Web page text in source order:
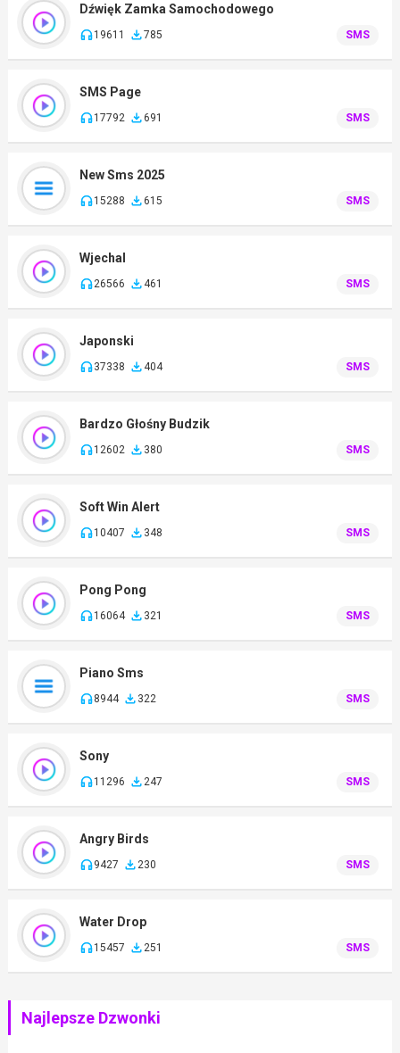
Dźwięk Zamka Samochodowego
19611 785 SMS
SMS Page
17792 691 SMS
New Sms 2025
15288 615 SMS
Wjechal
26566 461 SMS
Japonski
37338 404 SMS
Bardzo Głośny Budzik
12602 380 SMS
Soft Win Alert
10407 348 SMS
Pong Pong
16064 321 SMS
Piano Sms
8944 322 SMS
Sony
11296 247 SMS
Angry Birds
9427 230 SMS
Water Drop
15457 251 SMS
Najlepsze Dzwonki